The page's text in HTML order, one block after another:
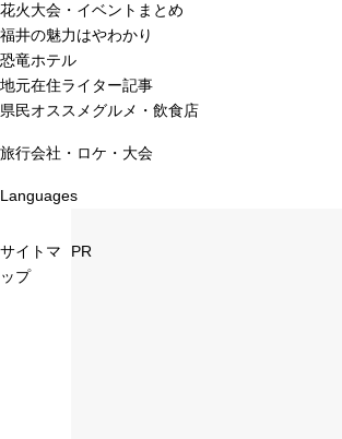
花火大会・イベントまとめ
福井の魅力はやわかり
恐竜ホテル
地元在住ライター記事
県民オススメグルメ・飲食店
旅行会社・ロケ・大会
Languages
サイトマ
ップ
PR